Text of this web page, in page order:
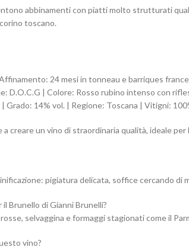
abbinamenti con piatti molto strutturati
toscano.
24 mesi in tonneau e barriques
D.O.C.G | Colore: Rosso rubino intenso con
14% vol. | Regione: Toscana | Vitigni:
creare un vino di straordinaria qualità, ideale
pigiatura delicata, soffice cercando di
Brunello di Gianni Brunelli?
selvaggina e formaggi stagionati come il
vino?